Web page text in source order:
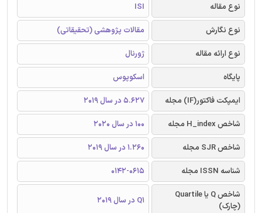
نوع مقاله
ISI
نوع نگارش
مقالات پژوهشی (تحقیقاتی)
نوع ارائه مقاله
ژورنال
پایگاه
اسکوپوس
ایمپکت فاکتور(IF) مجله
5.627 در سال 2019
شاخص H_index مجله
100 در سال 2020
شاخص SJR مجله
1.260 در سال 2019
شناسه ISSN مجله
0142-0615
شاخص Q یا Quartile
(چارک)
Q1 در سال 2019